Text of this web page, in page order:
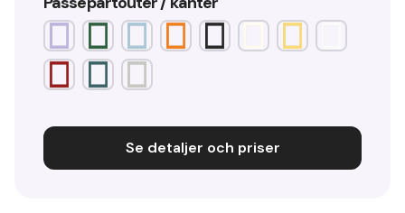
Se detaljer och priser